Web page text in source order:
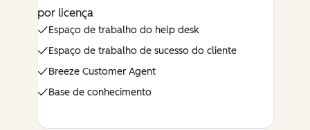
por licença
Espaço de trabalho do help desk
Espaço de trabalho de sucesso do cliente
Breeze Customer Agent
Base de conhecimento